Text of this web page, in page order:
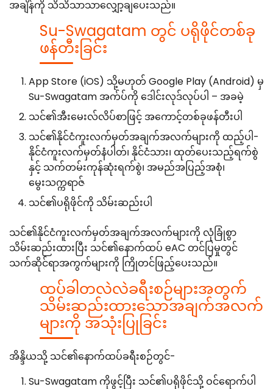
အချိန်ကို သိသိသာသာလျှော့ချပေးသည်။
Su-Swagatam တွင် ပရိုဖိုင်တစ်ခု
ဖန်တီးခြင်း
App Store (iOS) သို့မဟုတ် Google Play (Android) မှ
Su-Swagatam အက်ပ်ကို ဒေါင်းလုဒ်လုပ်ပါ – အခမဲ့
သင်၏အီးမေးလ်လိပ်စာဖြင့် အကောင့်တစ်ခုဖန်တီးပါ
သင်၏နိုင်ငံကူးလက်မှတ်အချက်အလက်များကို ထည့်ပါ-
နိုင်ငံကူးလက်မှတ်နံပါတ်၊ နိုင်ငံသား၊ ထုတ်ပေးသည့်ရက်စွဲ
နှင့် သက်တမ်းကုန်ဆုံးရက်စွဲ၊ အမည်အပြည့်အစုံ၊
မွေးသက္ကရာဇ်
သင်၏ပရိုဖိုင်ကို သိမ်းဆည်းပါ
သင်၏နိုင်ငံကူးလက်မှတ်အချက်အလက်များကို လုံခြုံစွာ
သိမ်းဆည်းထားပြီး သင်၏နောက်ထပ် eAC တင်ပြမှုတွင်
သက်ဆိုင်ရာအကွက်များကို ကြိုတင်ဖြည့်ပေးသည်။
ထပ်ခါတလဲလဲခရီးစဉ်များအတွက်
သိမ်းဆည်းထားသောအချက်အလက်
များကို အသုံးပြုခြင်း
အိန္ဒိယသို့ သင်၏နောက်ထပ်ခရီးစဉ်တွင်-
Su-Swagatam ကိုဖွင့်ပြီး သင်၏ပရိုဖိုင်သို့ ဝင်ရောက်ပါ